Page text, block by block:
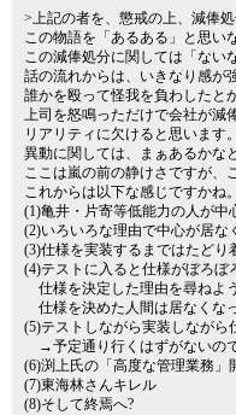
>上記の者を、懲戒の上、減俸処
この物語を「あるある」と思い
この減俸処分に関しては「ない
話の流れからは、いきなり感が
誰かを殴って怪我を負わしたと
上司を怒鳴っただけで会社が減
リアリティに欠けると思います。
異動に関しては、まぁあるかな
ここは嵐の前の静けさですが、
これからは以下な感じですかね
(1)亀井・片寄等低能力の人が中
(2)いろいろな理由で中心が居
(3)仕様を実装するまではたどり
(4)テストに入ると仕様がぼろぼ
仕様を決定した理由を尋ねよ
仕様を決めた人間は居なくな
(5)テストしながら実装しながら
→予定通り行くはずがないの
(6)渕上氏の「高度な管理業務」
(7)東海林さんキレル
(8)そして終焉へ?